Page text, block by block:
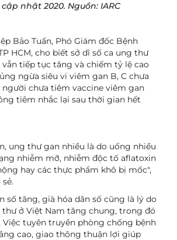
nhật 2020. Nguồn: IARC
Bảo Tuấn, Phó Giám đốc Bệnh
HCM, cho biết sở dĩ số ca ung thư
tiếp tục tăng và chiếm tỷ lệ cao
ngừa siêu vi viêm gan B, C chưa
người chưa tiêm vaccine viêm gan
tiêm nhắc lại sau thời gian hết
ung thư gan nhiều là do uống nhiều
nhiễm mỡ, nhiễm độc tố aflatoxin
hay các thực phẩm khô bị mốc",
sẻ.
số tăng, già hóa dân số cũng là lý do
thư ở Việt Nam tăng chung, trong đó
tuyên truyền phòng chống bệnh
cao, giao thông thuận lợi giúp